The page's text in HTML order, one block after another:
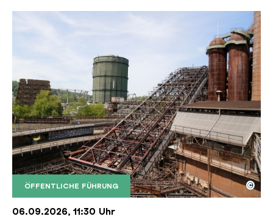
ÖFFENTLICHE FÜHRUNG
Der Erzschrägaufzug der Völklinger Hütte mit
Copyright: Weltkulturerbe Völklinger Hütte | Karl
©
06.09.2026, 11:30 Uhr